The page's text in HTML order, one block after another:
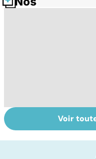
pilonidal, un
Voir